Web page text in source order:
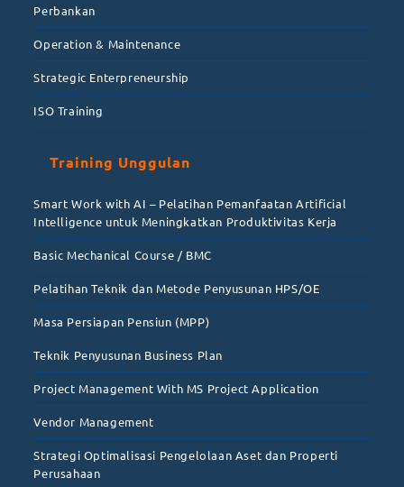
Perbankan
Operation & Maintenance
Strategic Enterpreneurship
ISO Training
Training Unggulan
Smart Work with AI – Pelatihan Pemanfaatan Artificial
Intelligence untuk Meningkatkan Produktivitas Kerja
Basic Mechanical Course / BMC
Pelatihan Teknik dan Metode Penyusunan HPS/OE
Masa Persiapan Pensiun (MPP)
Teknik Penyusunan Business Plan
Project Management With MS Project Application
Vendor Management
Strategi Optimalisasi Pengelolaan Aset dan Properti
Perusahaan